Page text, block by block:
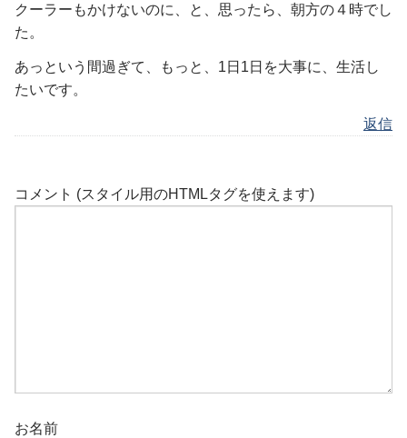
クーラーもかけないのに、と、思ったら、朝方の４時でし
た。
あっという間過ぎて、もっと、1日1日を大事に、生活し
たいです。
返信
コメント (スタイル用のHTMLタグを使えます)
お名前